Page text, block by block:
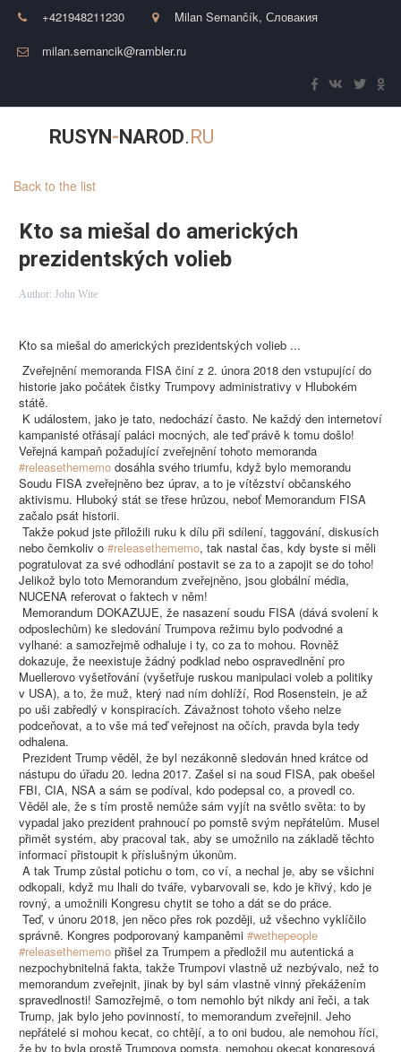
+421948211230 Milan Semančík, Словакия
milan.semancik@rambler.ru
RUSYN-NAROD.RU
Back to the list
Kto sa miešal do amerických
prezidentských volieb
Author: John Wite
Kto sa miešal do amerických prezidentských volieb ...
Zveřejnění memoranda FISA činí z 2. února 2018 den vstupující do
historie jako počátek čistky Trumpovy administrativy v Hlubokém
státě.
K událostem, jako je tato, nedochází často. Ne každý den internetoví
kampanisté otřásají paláci mocných, ale teď právě k tomu došlo!
Veřejná kampaň požadující zveřejnění tohoto memoranda
#releasethememo dosáhla svého triumfu, když bylo memorandu
Soudu FISA zveřejněno bez úprav, a to je vítězství občanského
aktivismu. Hluboký stát se třese hrůzou, neboť Memorandum FISA
začalo psát historii.
Takže pokud jste přiložili ruku k dílu při sdílení, taggování, diskusích
nebo čemkoliv o #releasethememo, tak nastal čas, kdy byste si měli
pogratulovat za své odhodlání postavit se za to a zapojit se do toho!
Jelikož bylo toto Memorandum zveřejněno, jsou globální média,
NUCENA referovat o faktech v něm!
Memorandum DOKAZUJE, že nasazení soudu FISA (dává svolení k
odposlechům) ke sledování Trumpova režimu bylo podvodné a
vylhané: a samozřejmě odhaluje i ty, co za to mohou. Rovněž
dokazuje, že neexistuje žádný podklad nebo ospravedlnění pro
Muellerovo vyšetřování (vyšetřuje ruskou manipulaci voleb a politiky
v USA), a to, že muž, který nad ním dohlíží, Rod Rosenstein, je až
po uši zabředlý v konspiracích. Závažnost tohoto všeho nelze
podceňovat, a to vše má teď veřejnost na očích, pravda byla tedy
odhalena.
Prezident Trump věděl, že byl nezákonně sledován hned krátce od
nástupu do úřadu 20. ledna 2017. Zašel si na soud FISA, pak obešel
FBI, CIA, NSA a sám se podíval, kdo podepsal co, a provedl co.
Věděl ale, že s tím prostě nemůže sám vyjít na světlo světa: to by
vypadal jako prezident prahnoucí po pomstě svým nepřátelům. Musel
přimět systém, aby pracoval tak, aby se umožnilo na základě těchto
informací přistoupit k příslušným úkonům.
A tak Trump zůstal potichu o tom, co ví, a nechal je, aby se všichni
odkopali, když mu lhali do tváře, vybarvovali se, kdo je křivý, kdo je
rovný, a umožnili Kongresu chytit se toho a dát se do práce.
Teď, v únoru 2018, jen něco přes rok později, už všechno vyklíčilo
správně. Kongres podporovaný kampaněmi #wethepeople
#releasethememo přišel za Trumpem a předložil mu autentická a
nezpochybnitelná fakta, takže Trumpovi vlastně už nezbývalo, než to
memorandum zveřejnit, jinak by byl sám vlastně vinný překážením
spravedlnosti! Samozřejmě, o tom nemohlo být nikdy ani řeči, a tak
Trump, jak bylo jeho povinností, to memorandum zveřejnil. Jeho
nepřátelé si mohou kecat, co chtějí, a to oni budou, ale nemohou říci,
že by to byla prostě Trumpova pomsta, nemohou okecat kongresová